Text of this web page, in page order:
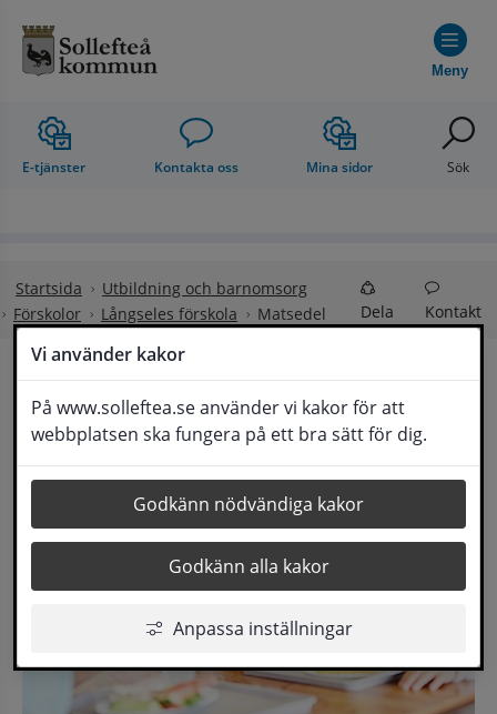
Vi använder kakor
På www.solleftea.se använder vi kakor för att
webbplatsen ska fungera på ett bra sätt för dig.
Godkänn nödvändiga kakor
Godkänn alla kakor
Anpassa inställningar
Meny
E-tjänster Kontakta oss Mina sidor Sök
Startsida
Utbildning och barnomsorg
Förskolor
Långseles förskola Matsedel Dela Kontakt
Matsedel och
matkupong för skola och förskola